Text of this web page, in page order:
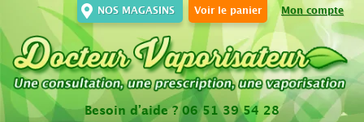
Mon compte
Voir le panier
NOS MAGASINS
Besoin d’aide ?06 51 39 54 28